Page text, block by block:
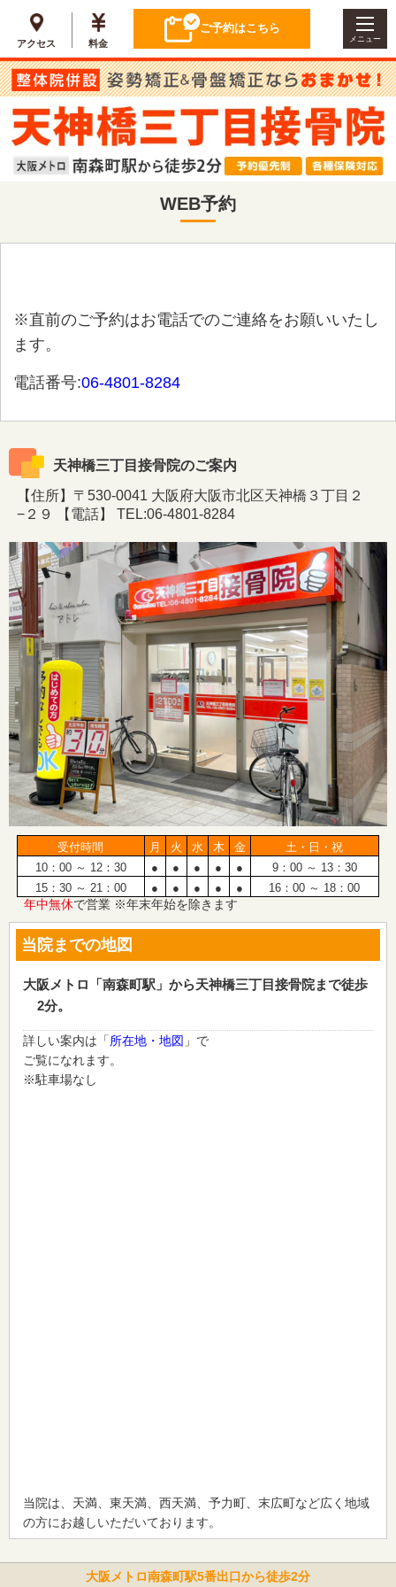
アクセス 料金
ご予約はこちら
メニュー
WEB予約
※直前のご予約はお電話でのご連絡をお願いいたし
ます。
電話番号:06-4801-8284
天神橋三丁目接骨院のご案内
【住所】〒530-0041 大阪府大阪市北区天神橋３丁目２
−２９ 【電話】 TEL:06-4801-8284
受付時間 月 火 水 木 金
土・日・祝
10：00 ～ 12：30
● ● ● ● ●
9：00 ～ 13：30
15：30 ～ 21：00
● ● ● ● ● 16：00 ～ 18：00
年中無休で営業 ※年末年始を除きます
当院までの地図
大阪メトロ「南森町駅」から天神橋三丁目接骨院まで徒歩
2分。
詳しい案内は「所在地・地図 」で
ご覧になれます。
※駐車場なし
当院は、天満、東天満、西天満、予力町、末広町など広く地域
の方にお越しいただいております。
大阪メトロ南森町駅5番出口から徒歩2分